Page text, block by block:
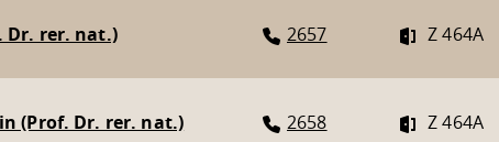
Dr. rer. nat.) 2657 Z 464A
(Prof. Dr. rer. nat.) 2658 Z 464A